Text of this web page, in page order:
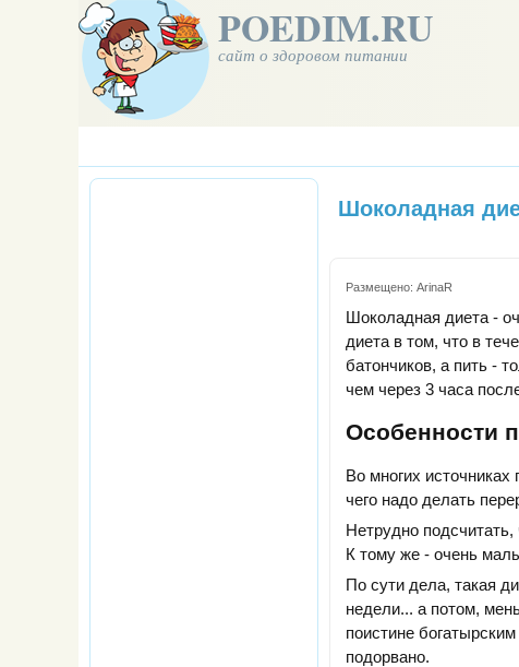
POEDIM.RU
сайт о здоровом питании
Шоколадная
Размещено: ArinaR
Шоколадная диета -
диета в том, что в
батончиков, а пить -
чем через 3 часа
Особенности
Во многих источниках
чего надо делать
Нетрудно
К тому же - очень
По сути дела, такая
недели... а потом,
поистине
подорвано.